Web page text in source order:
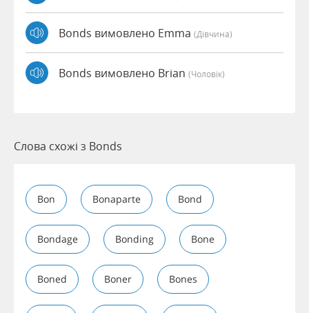
Bonds вимовлено Emma (дівчина)
Bonds вимовлено Brian (чоловік)
Слова схожі з Bonds
Bon Bonaparte Bond
Bondage Bonding Bone
Boned Boner Bones